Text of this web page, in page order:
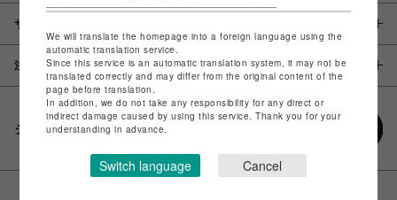
サイズ
注意事項
シェアする
We will translate the homepage into a foreign language using the
automatic translation service.
Since this service is an automatic translation system, it may not be
translated correctly and may differ from the original content of the
page before translation.
In addition, we do not take any responsibility for any direct or
indirect damage caused by using this service. Thank you for your
understanding in advance.
Switch language Cancel